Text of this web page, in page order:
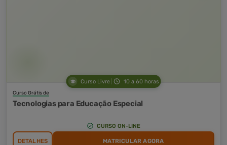
Curso Livre 10 a 60 horas
Curso Grátis de
Tecnologias para Educação Especial
CURSO ON-LINE
DETALHES MATRICULAR AGORA